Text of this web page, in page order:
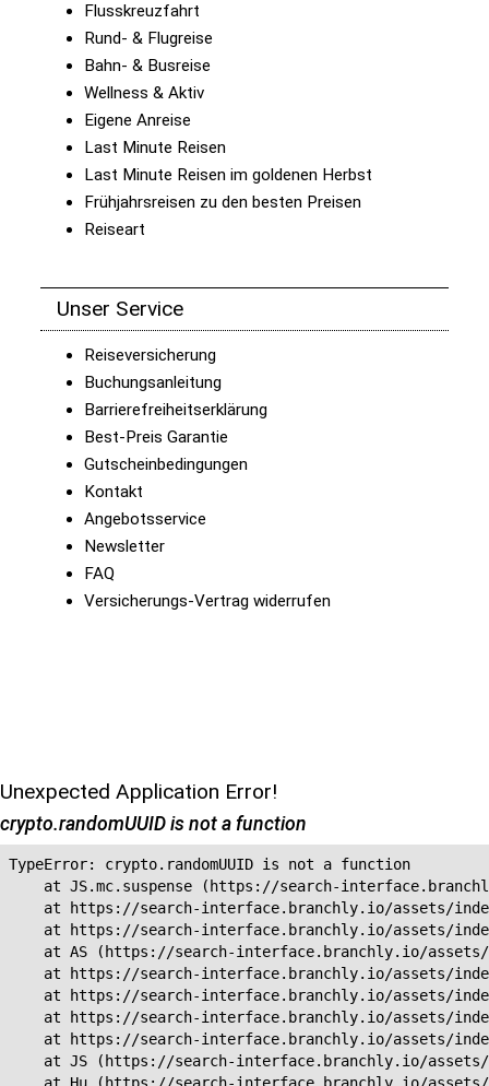
Flusskreuzfahrt
Rund- & Flugreise
Bahn- & Busreise
Wellness & Aktiv
Eigene Anreise
Last Minute Reisen
Last Minute Reisen im goldenen Herbst
Frühjahrsreisen zu den besten Preisen
Reiseart
Unser Service
Reiseversicherung
Buchungsanleitung
Barrierefreiheitserklärung
Best-Preis Garantie
Gutscheinbedingungen
Kontakt
Angebotsservice
Newsletter
FAQ
Versicherungs-Vertrag widerrufen
Unexpected Application Error!
crypto.randomUUID is not a function
TypeError: crypto.randomUUID is not a function
at JS.mc.suspense (https://search-
at https://search-interface.branchly.io/assets/
at https://search-interface.branchly.io/assets/
at AS (https://search-interface.branchly.io/
at https://search-interface.branchly.io/assets/
at https://search-interface.branchly.io/assets/
at https://search-interface.branchly.io/assets/
at https://search-interface.branchly.io/assets/
at JS (https://search-interface.branchly.io/